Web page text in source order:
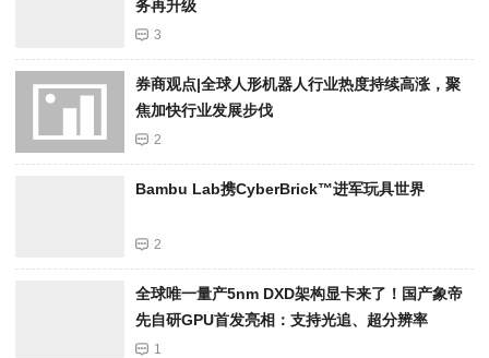
务再升级
3
券商观点|全球人形机器人行业热度持续高涨，聚
焦加快行业发展步伐
2
Bambu Lab携Cyber​​Brick™进军玩具世界
2
全球唯一量产5nm DXD架构显卡来了！国产象帝
先自研GPU首发亮相：支持光追、超分辨率
1